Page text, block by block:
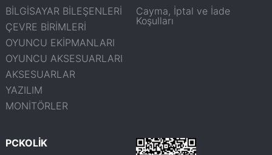
BİLGİSAYAR BİLEŞENLERİ
ÇEVRE BİRİMLERİ
OYUNCU EKİPMANLARI
OYUNCU AKSESUARLARI
AKSESUARLAR
YAZILIM
MONİTÖRLER
Cayma, İptal ve İade
Koşulları
PCKOLİK